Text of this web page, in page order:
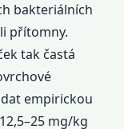
bakteriálních
přítomny.
tak častá
empirickou
mg/kg